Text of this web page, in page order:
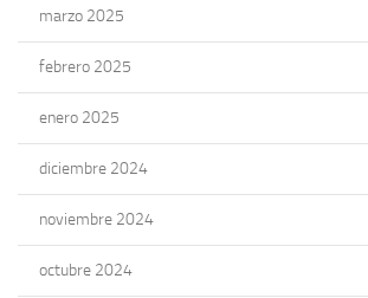
marzo 2025
febrero 2025
enero 2025
diciembre 2024
noviembre 2024
octubre 2024